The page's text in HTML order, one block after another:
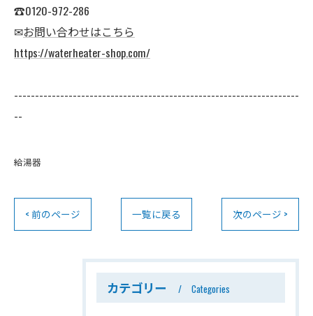
☎0120-972-286
✉お問い合わせはこちら
https://waterheater-shop.com/
--------------------------------------------------------------------
--
給湯器
< 前のページ 一覧に戻る 次のページ >
カテゴリー Categories